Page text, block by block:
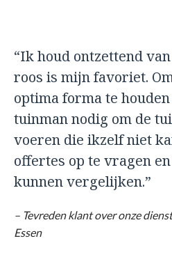
“Ik houd ontzettend
roos is mijn favoriet.
optima forma te
tuinman nodig om de
voeren die ikzelf niet
offertes op te vragen
kunnen vergelijken.”
– Tevreden klant over onze
Essen